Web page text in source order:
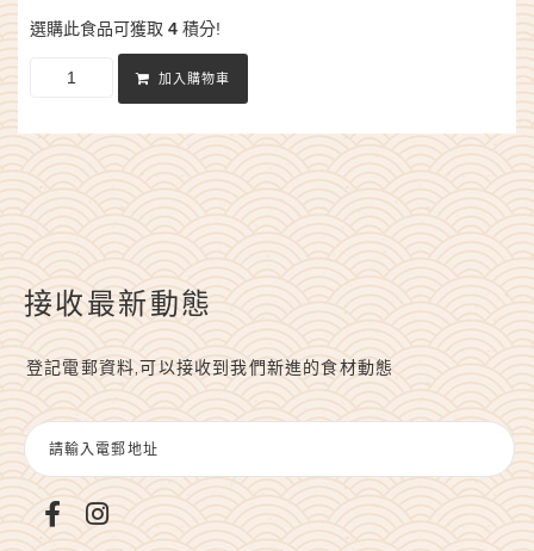
選購此食品可獲取 4 積分!
加入購物車
接收最新動態
登記電郵資料,可以接收到我們新進的食材動態